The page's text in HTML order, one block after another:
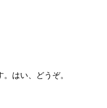
はい、どうぞ。